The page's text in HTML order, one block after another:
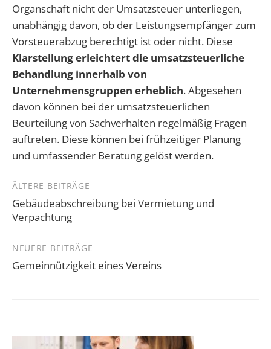
Organschaft nicht der Umsatzsteuer unterliegen,
unabhängig davon, ob der Leistungsempfänger zum
Vorsteuerabzug berechtigt ist oder nicht. Diese
Klarstellung erleichtert die umsatzsteuerliche
Behandlung innerhalb von
Unternehmensgruppen erheblich. Abgesehen
davon können bei der umsatzsteuerlichen
Beurteilung von Sachverhalten regelmäßig Fragen
auftreten. Diese können bei frühzeitiger Planung
und umfassender Beratung gelöst werden.
Beitragsnavigation
ÄLTERE BEITRÄGE
Gebäudeabschreibung bei Vermietung und
Verpachtung
NEUERE BEITRÄGE
Gemeinnützigkeit eines Vereins